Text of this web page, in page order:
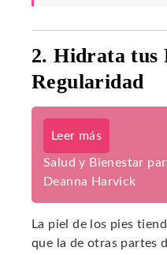
2. Hidrata tus
Regularidad
Leer más
Salud y Bienestar
Deanna Harvick
La piel de los pies
que la de otras partes